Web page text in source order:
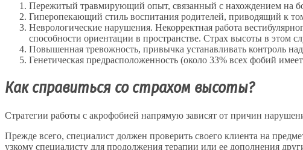
Пережитый травмирующий опыт, связанный с нахождением на
Гиперопекающий стиль воспитания родителей, приводящий к
Неврологические нарушения. Некорректная работа
способности ориентации в пространстве. Страх высоты в этом
Повышенная тревожность, привычка устанавливать контроль
Генетическая предрасположенность (около 33% всех фобий
Как справиться со страхом высоты?
Стратегии работы с акрофобией напрямую зависят от причин
Прежде всего, специалист должен проверить своего клиента на
узкому специалисту для продолжения терапии или ее дополнения